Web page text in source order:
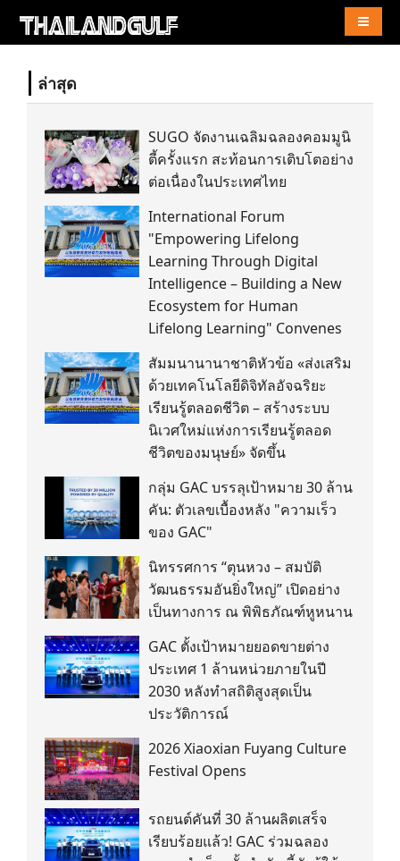
ล่าสุด
SUGO จัดงานเฉลิมฉลองคอมมูนิ
ตี้ครั้งแรก สะท้อนการเติบโตอย่าง
ต่อเนื่องในประเทศไทย
International Forum
"Empowering Lifelong
Learning Through Digital
Intelligence – Building a New
Ecosystem for Human
Lifelong Learning" Convenes
สัมมนานานาชาติหัวข้อ «ส่งเสริม
ด้วยเทคโนโลยีดิจิทัลอัจฉริยะ
เรียนรู้ตลอดชีวิต – สร้างระบบ
นิเวศใหม่แห่งการเรียนรู้ตลอด
ชีวิตของมนุษย์» จัดขึ้น
กลุ่ม GAC บรรลุเป้าหมาย 30 ล้าน
คัน: ตัวเลขเบื้องหลัง "ความเร็ว
ของ GAC"
นิทรรศการ “ตุนหวง – สมบัติ
วัฒนธรรมอันยิ่งใหญ่” เปิดอย่าง
เป็นทางการ ณ พิพิธภัณฑ์หูหนาน
GAC ตั้งเป้าหมายยอดขายต่าง
ประเทศ 1 ล้านหน่วยภายในปี
2030 หลังทำสถิติสูงสุดเป็น
ประวัติการณ์
2026 Xiaoxian Fuyang Culture
Festival Opens
รถยนต์คันที่ 30 ล้านผลิตเสร็จ
เรียบร้อยแล้ว! GAC ร่วมฉลอง